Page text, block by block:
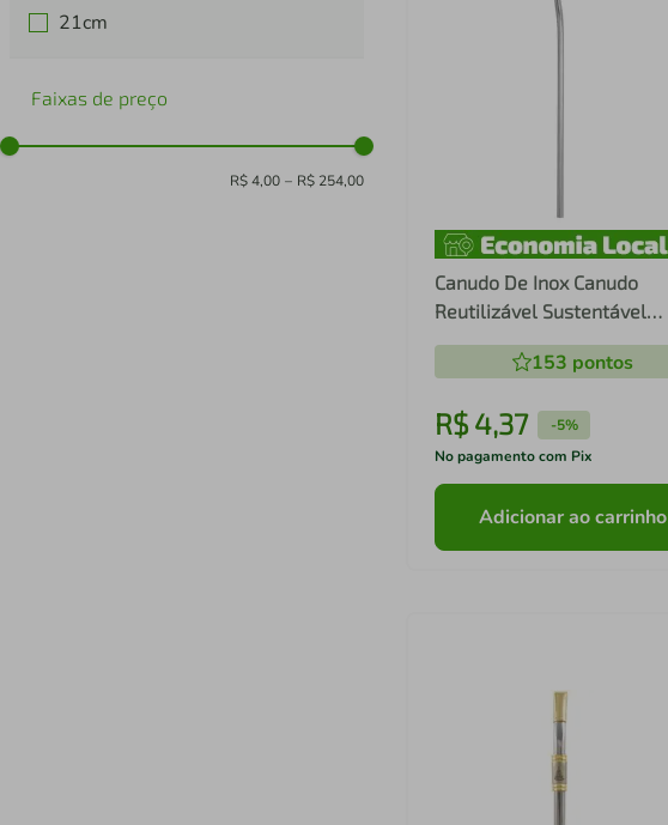
21cm
Faixas de preço
R$ 4,00 – R$ 254,00
Canudo De Inox Canudo
Reutilizável Sustentável
Curvado 6,3mm
153 pontos
R$ 4,37 -5%
No pagamento com Pix
Adicionar ao carrinho